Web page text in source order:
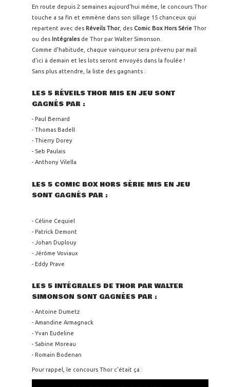
En route depuis 2 semaines aujourd'hui même, le concours Thor
touche a sa fin et emmène dans son sillage 15 chanceux qui
repartent avec des Réveils Thor, des Comic Box Hors Série Thor
ou des Intégralesde Thor par Walter Simonson.
Comme d'habitude, chaque vainqueur sera prévenu par mail
d'ici à demain et les lots seront envoyés dans la foulée !
Sans plus attendre, la liste des gagnants :
LES 5 RÉVEILS THOR MIS EN JEU SONT
GAGNÉS PAR :
- Paul Bernard
- Thomas Badell
- Thierry Dorey
- Seb Paulais
- Anthony Vilella
LES 5 COMIC BOX HORS SÉRIE MIS EN JEU
SONT GAGNÉS PAR :
- Céline Cequiel
- Patrick Demont
- Johan Duplouy
- Jérôme Voviaux
- Eddy Prave
LES 5 INTÉGRALES DE THOR PAR WALTER
SIMONSON SONT GAGNÉES PAR :
- Antoine Dumetz
- Amandine Armagnack
- Yvan Eudeline
- Sabine Moreau
- Romain Bodenan
Pour rappel, le concours Thor c'était ça :